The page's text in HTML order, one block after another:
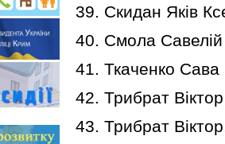
39. Скидан Яків
40. Смола
41. Ткаченко Сава
42. Трибрат
43. Трибрат